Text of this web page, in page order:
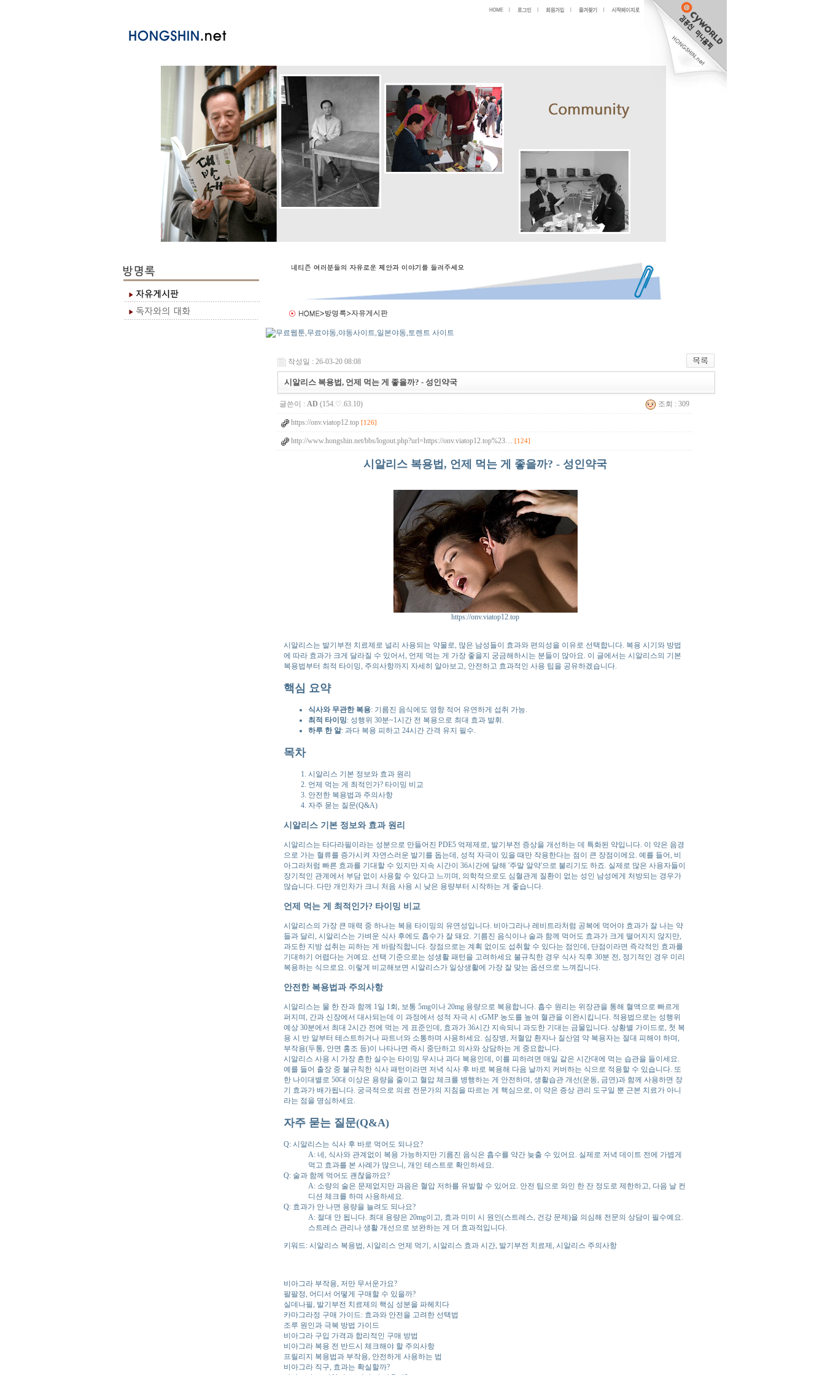
작성일 : 26-03-20 08:08
시알리스 복용법, 언제 먹는 게 좋을까? - 성인약국
글쓴이 : AD (154.♡.63.10) 조회 : 309
https://onv.viatop12.top [126]
http://www.hongshin.net/bbs/logout.php?url=https://onv.viatop12.top%23… [124]
시알리스 복용법, 언제 먹는 게 좋을까? - 성인약국
https://onv.viatop12.top
시알리스는 발기부전 치료제로 널리 사용되는 약물로, 많은 남성들이 효과와 편의성을 이유로 선택합니다. 복용 시기와 방법
에 따라 효과가 크게 달라질 수 있어서, 언제 먹는 게 가장 좋을지 궁금해하시는 분들이 많아요. 이 글에서는 시알리스의 기본
복용법부터 최적 타이밍, 주의사항까지 자세히 알아보고, 안전하고 효과적인 사용 팁을 공유하겠습니다.
핵심 요약
식사와 무관한 복용: 기름진 음식에도 영향 적어 유연하게 섭취 가능.
최적 타이밍: 성행위 30분~1시간 전 복용으로 최대 효과 발휘.
하루 한 알: 과다 복용 피하고 24시간 간격 유지 필수.
목차
시알리스 기본 정보와 효과 원리
언제 먹는 게 최적인가? 타이밍 비교
안전한 복용법과 주의사항
자주 묻는 질문(Q&A)
시알리스 기본 정보와 효과 원리
시알리스는 타다라필이라는 성분으로 만들어진 PDE5 억제제로, 발기부전 증상을 개선하는 데 특화된 약입니다. 이 약은 음경
으로 가는 혈류를 증가시켜 자연스러운 발기를 돕는데, 성적 자극이 있을 때만 작용한다는 점이 큰 장점이에요. 예를 들어, 비
아그라처럼 빠른 효과를 기대할 수 있지만 지속 시간이 36시간에 달해 '주말 알약'으로 불리기도 하죠. 실제로 많은 사용자들이
장기적인 관계에서 부담 없이 사용할 수 있다고 느끼며, 의학적으로도 심혈관계 질환이 없는 성인 남성에게 처방되는 경우가
많습니다. 다만 개인차가 크니 처음 사용 시 낮은 용량부터 시작하는 게 좋습니다.
언제 먹는 게 최적인가? 타이밍 비교
시알리스의 가장 큰 매력 중 하나는 복용 타이밍의 유연성입니다. 비아그라나 레비트라처럼 공복에 먹어야 효과가 잘 나는 약
들과 달리, 시알리스는 가벼운 식사 후에도 흡수가 잘 돼요. 기름진 음식이나 술과 함께 먹어도 효과가 크게 떨어지지 않지만,
과도한 지방 섭취는 피하는 게 바람직합니다. 장점으로는 계획 없이도 섭취할 수 있다는 점인데, 단점이라면 즉각적인 효과를
기대하기 어렵다는 거예요. 선택 기준으로는 성생활 패턴을 고려하세요 불규칙한 경우 식사 직후 30분 전, 정기적인 경우 미리
복용하는 식으로요. 이렇게 비교해보면 시알리스가 일상생활에 가장 잘 맞는 옵션으로 느껴집니다.
안전한 복용법과 주의사항
시알리스는 물 한 잔과 함께 1일 1회, 보통 5mg이나 20mg 용량으로 복용합니다. 흡수 원리는 위장관을 통해 혈액으로 빠르게
퍼지며, 간과 신장에서 대사되는데 이 과정에서 성적 자극 시 cGMP 농도를 높여 혈관을 이완시킵니다. 적용법으로는 성행위
예상 30분에서 최대 2시간 전에 먹는 게 표준인데, 효과가 36시간 지속되니 과도한 기대는 금물입니다. 상황별 가이드로, 첫 복
용 시 반 알부터 테스트하거나 파트너와 소통하며 사용하세요. 심장병, 저혈압 환자나 질산염 약 복용자는 절대 피해야 하며,
부작용(두통, 안면 홍조 등)이 나타나면 즉시 중단하고 의사와 상담하는 게 중요합니다.
시알리스 사용 시 가장 흔한 실수는 타이밍 무시나 과다 복용인데, 이를 피하려면 매일 같은 시간대에 먹는 습관을 들이세요.
예를 들어 출장 중 불규칙한 식사 패턴이라면 저녁 식사 후 바로 복용해 다음 날까지 커버하는 식으로 적용할 수 있습니다. 또
한 나이대별로 50대 이상은 용량을 줄이고 혈압 체크를 병행하는 게 안전하며, 생활습관 개선(운동, 금연)과 함께 사용하면 장
기 효과가 배가됩니다. 궁극적으로 의료 전문가의 지침을 따르는 게 핵심으로, 이 약은 증상 관리 도구일 뿐 근본 치료가 아니
라는 점을 명심하세요.
자주 묻는 질문(Q&A)
Q: 시알리스는 식사 후 바로 먹어도 되나요?
A: 네, 식사와 관계없이 복용 가능하지만 기름진 음식은 흡수를 약간 늦출 수 있어요. 실제로 저녁 데이트 전에 가볍게
먹고 효과를 본 사례가 많으니, 개인 테스트로 확인하세요.
Q: 술과 함께 먹어도 괜찮을까요?
A: 소량의 술은 문제없지만 과음은 혈압 저하를 유발할 수 있어요. 안전 팁으로 와인 한 잔 정도로 제한하고, 다음 날 컨
디션 체크를 하며 사용하세요.
Q: 효과가 안 나면 용량을 늘려도 되나요?
A: 절대 안 됩니다. 최대 용량은 20mg이고, 효과 미미 시 원인(스트레스, 건강 문제)을 의심해 전문의 상담이 필수예요.
스트레스 관리나 생활 개선으로 보완하는 게 더 효과적입니다.
키워드: 시알리스 복용법, 시알리스 언제 먹기, 시알리스 효과 시간, 발기부전 치료제, 시알리스 주의사항
비아그라 부작용, 저만 무서운가요?
팔팔정, 어디서 어떻게 구매할 수 있을까?
실데나필, 발기부전 치료제의 핵심 성분을 파헤치다
카마그라정 구매 가이드: 효과와 안전을 고려한 선택법
조루 원인과 극복 방법 가이드
비아그라 구입 가격과 합리적인 구매 방법
비아그라 복용 전 반드시 체크해야 할 주의사항
프릴리지 복용법과 부작용, 안전하게 사용하는 법
비아그라 직구, 효과는 확실할까?